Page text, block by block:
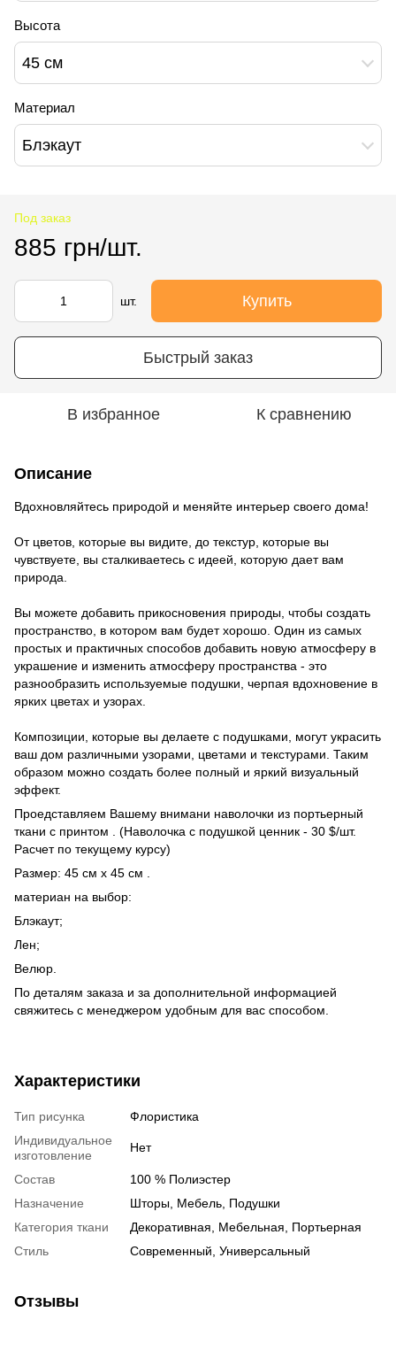
Высота
45 см
Материал
Блэкаут
Под заказ
885 грн/шт.
шт. Купить
Быстрый заказ
В избранное К сравнению
Описание
Вдохновляйтесь природой и меняйте интерьер своего дома!
От цветов, которые вы видите, до текстур, которые вы
чувствуете, вы сталкиваетесь с идеей, которую дает вам
природа.
Вы можете добавить прикосновения природы, чтобы создать
пространство, в котором вам будет хорошо. Один из самых
простых и практичных способов добавить новую атмосферу в
украшение и изменить атмосферу пространства - это
разнообразить используемые подушки, черпая вдохновение в
ярких цветах и ​​узорах.
Композиции, которые вы делаете с подушками, могут украсить
ваш дом различными узорами, цветами и текстурами. Таким
образом можно создать более полный и яркий визуальный
эффект.
Проедставляем Вашему внимани наволочки из портьерный
ткани с принтом . (Наволочка с подушкой ценник - 30 $/шт.
Расчет по текущему курсу)
Размер: 45 см х 45 см .
материан на выбор:
Блэкаут;
Лен;
Велюр.
По деталям заказа и за дополнительной информацией
свяжитесь с менеджером удобным для вас способом.
Характеристики
Тип рисунка
Флористика
Индивидуальное
изготовление
Нет
Состав
100 % Полиэстер
Назначение
Шторы, Мебель, Подушки
Категория ткани
Декоративная, Мебельная, Портьерная
Стиль
Современный, Универсальный
Отзывы